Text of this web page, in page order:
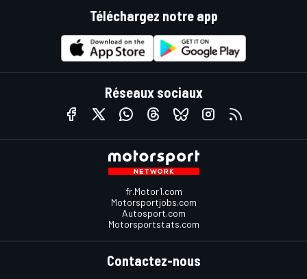
Téléchargez notre app
Réseaux sociaux
fr.Motor1.com
Motorsportjobs.com
Autosport.com
Motorsportstats.com
Contactez-nous